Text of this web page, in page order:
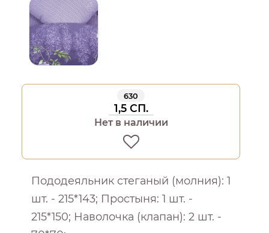
630
1,5 СП.
Нет в наличии
Пододеяльник стеганый (молния): 1
шт. - 215*143; Простыня: 1 шт. -
215*150; Наволочка (клапан): 2 шт. -